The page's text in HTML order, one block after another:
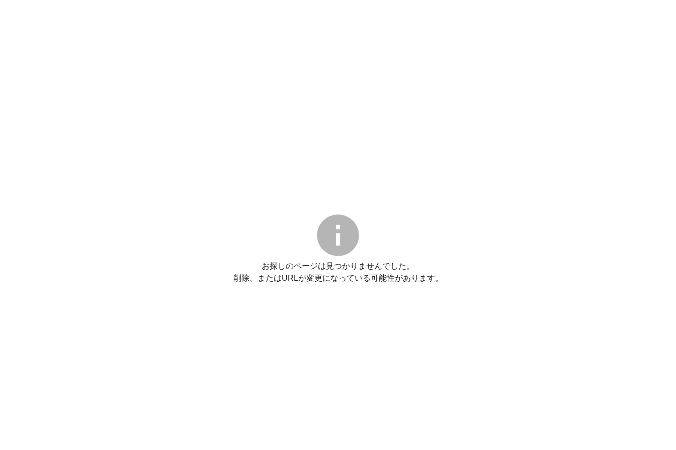
お探しのページは見つかりませんでした。
削除、またはURLが変更になっている可能性があります。